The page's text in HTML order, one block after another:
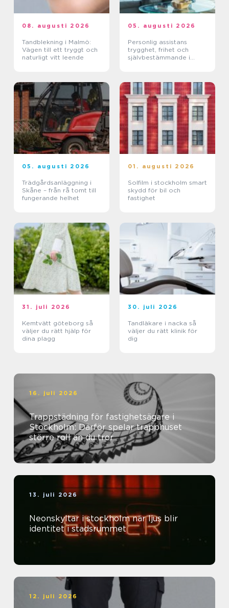
08. augusti 2026
Tandblekning i Malmö:
Vägen till ett tryggt och
naturligt vitt leende
05. augusti 2026
Personlig assistans
trygghet, frihet och
självbestämmande i
05. augusti 2026
Trädgårdsanläggning i
Skåne – från rå tomt till
fungerande helhet
01. augusti 2026
Solfilm i stockholm smart
skydd för bil och
fastighet
31. juli 2026
Kemtvätt göteborg så
väljer du rätt hjälp för
dina plagg
30. juli 2026
Tandläkare i nacka så
väljer du rätt klinik för
dig
16. juli 2026
Trappstädning för fastighetsägare i
Stockholm: Därför spelar trapphuset
större roll än du tror
13. juli 2026
Neonskyltar i stockholm när ljus blir
identitet i stadsrummet
12. juli 2026